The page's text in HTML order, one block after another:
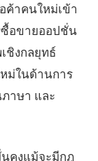
ค้าคนใหม่เข้า
ซื้อขายออปชั่น
ชิงกลยุทธ์
ม่ในด้านการ
าษา และ
นคงแม้จะมีกฎ